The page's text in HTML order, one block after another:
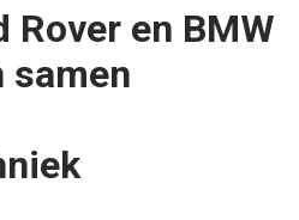
Rover en BMW
samen